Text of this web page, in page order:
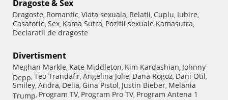
Dragoste & Sex
Dragoste, Romantic, Viata sexuala, Relatii, Cuplu, Iubire,
Casatorie, Sex, Kama Sutra, Pozitii sexuale Kamasutra,
Declaratii de dragoste
Divertisment
Meghan Markle, Kate Middleton, Kim Kardashian, Johnny
Depp, Teo Trandafir, Angelina Jolie, Dana Rogoz, Dani Otil,
Smiley, Andra, Delia, Gina Pistol, Justin Bieber, Melania
Trump, Program TV, Program Pro TV, Program Antena 1